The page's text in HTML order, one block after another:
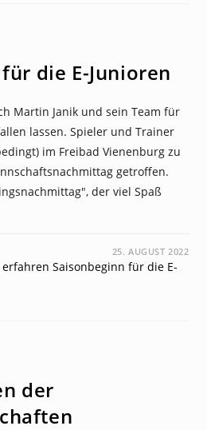
die E-Junioren
Martin Janik und sein Team für
lassen. Spieler und Trainer
im Freibad Vienenburg zu
getroffen.
der viel Spaß
25. AUGUST 2022
der